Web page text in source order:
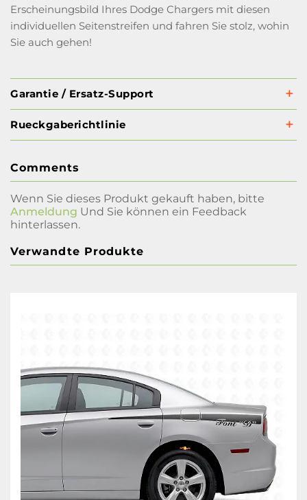
Erscheinungsbild Ihres Dodge Chargers mit diesen
individuellen Seitenstreifen und fahren Sie stolz, wohin
Sie auch gehen!
Garantie / Ersatz-Support
Rueckgaberichtlinie
Comments
Wenn Sie dieses Produkt gekauft haben, bitte
Anmeldung Und Sie können ein Feedback
hinterlassen.
Verwandte Produkte